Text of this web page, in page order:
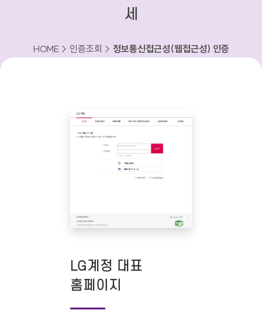
세
HOME > 인증조회 > 정보통신접근성(웹접근성) 인증
LG계정 대표
홈페이지